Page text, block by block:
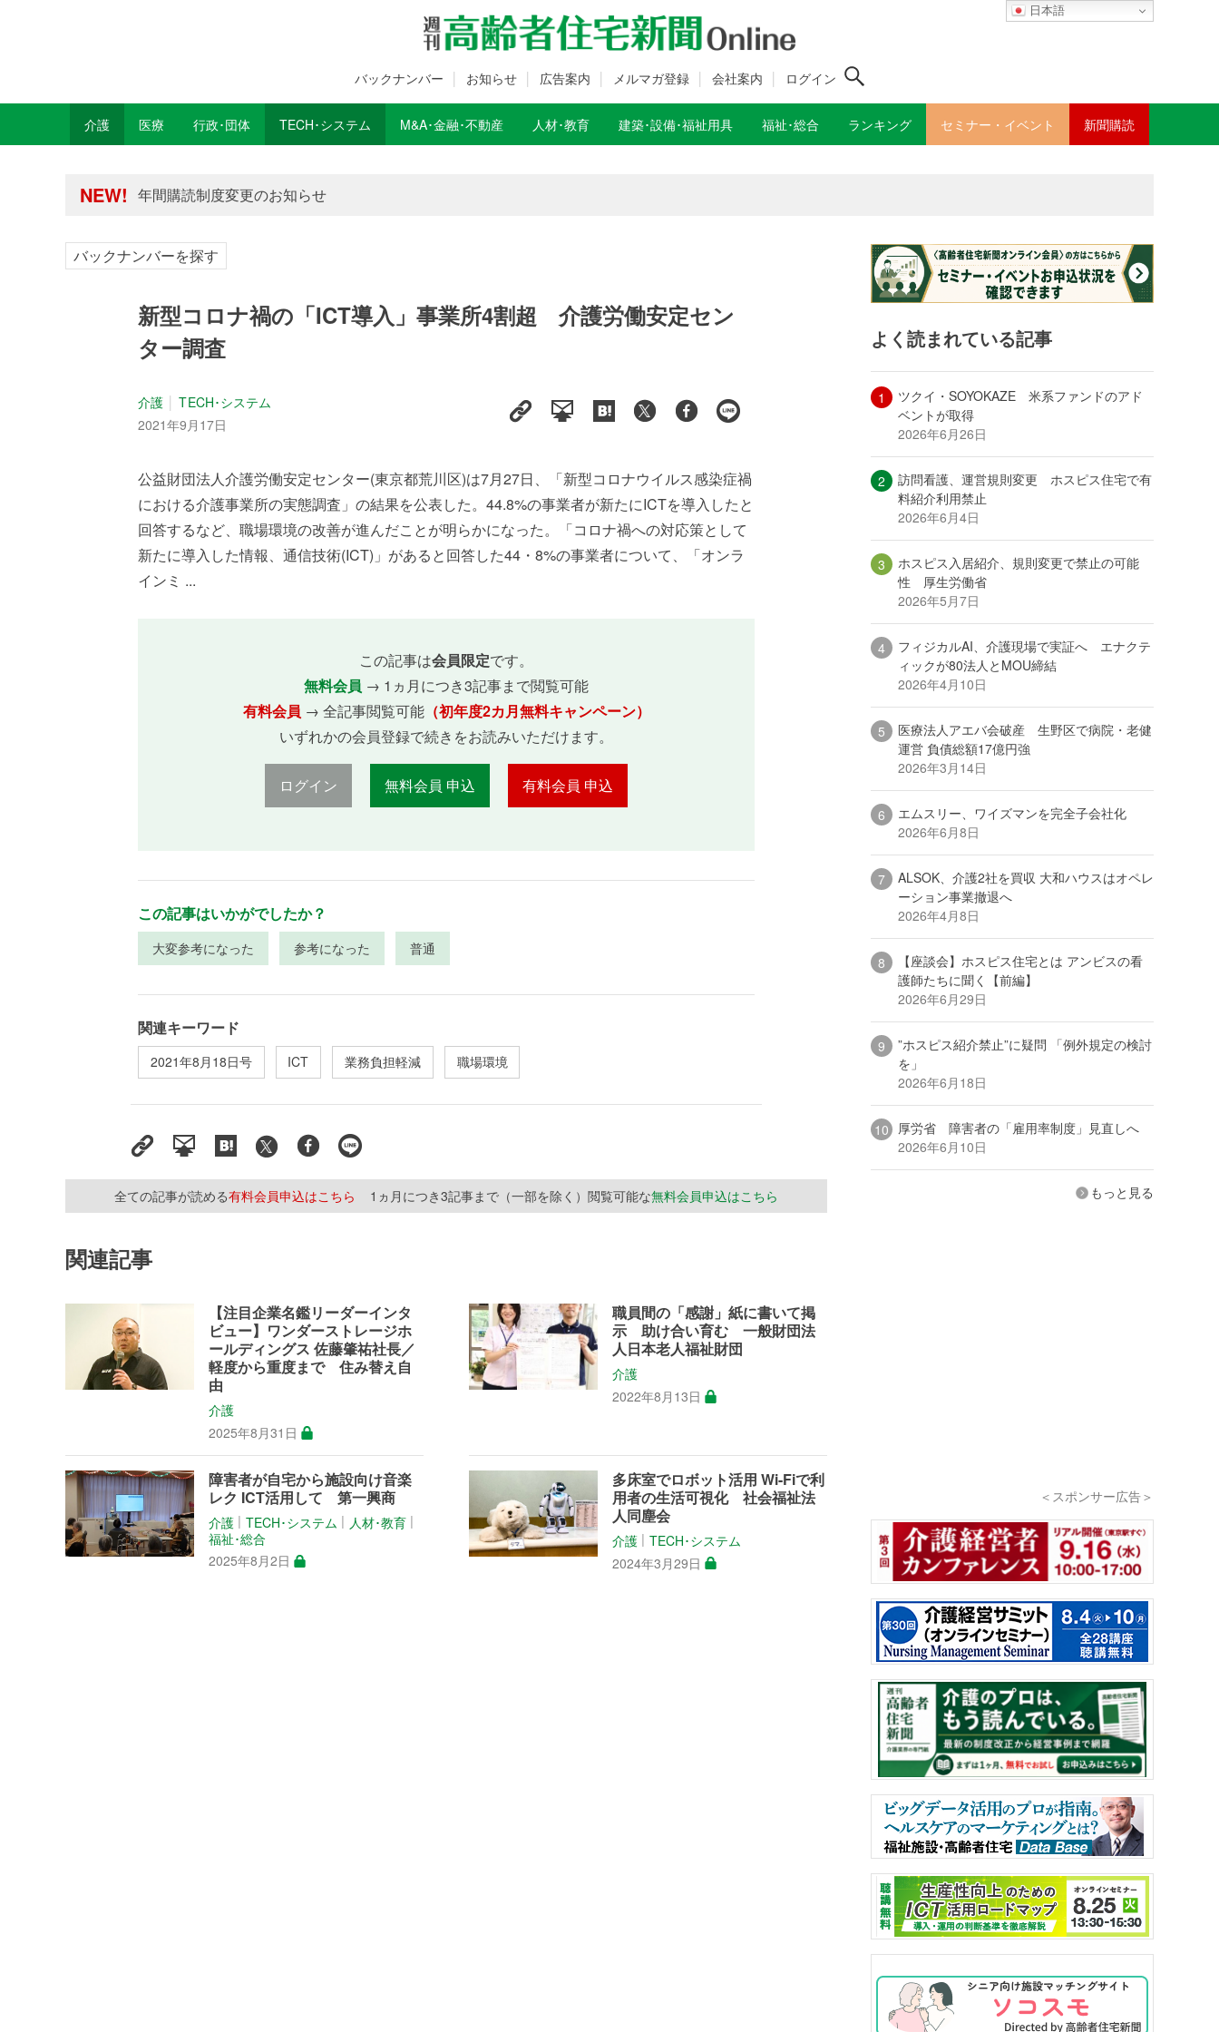
日本語
バックナンバー お知らせ 広告案内 メルマガ登録 会社案内 ログイン
介護 医療 行政･団体 TECH･システム M&A･金融･不動産 人材･教育 建築･設備･福祉用具 福祉･総合 ランキング セミナー・イベント 新聞購読
NEW!
年間購読制度変更のお知らせ
年間購読制度変更のお知らせ
バックナンバーを探す
新型コロナ禍の「ICT導入」事業所4割超 介護労働安定セン
ター調査
介護
TECH･システム
2021年9月17日
公益財団法人介護労働安定センター(東京都荒川区)は7月27日、「新型コロナウイルス感染症禍
における介護事業所の実態調査」の結果を公表した。44.8%の事業者が新たにICTを導入したと
回答するなど、職場環境の改善が進んだことが明らかになった。「コロナ禍への対応策として
新たに導入した情報、通信技術(ICT)」があると回答した44・8%の事業者について、「オンラ
インミ ...
この記事は会員限定です。
無料会員 → 1ヵ月につき3記事まで閲覧可能
有料会員 → 全記事閲覧可能（初年度2カ月無料キャンペーン）
いずれかの会員登録で続きをお読みいただけます。
ログイン 無料会員 申込 有料会員 申込
この記事はいかがでしたか？
大変参考になった 参考になった 普通
関連キーワード
2021年8月18日号 ICT 業務負担軽減 職場環境
全ての記事が読める有料会員申込はこちら 1ヵ月につき3記事まで（一部を除く）閲覧可能な無料会員申込はこちら
関連記事
【注目企業名鑑リーダーインタ
ビュー】ワンダーストレージホ
ールディングス 佐藤肇祐社長／
軽度から重度まで 住み替え自
由
介護
2025年8月31日
職員間の「感謝」紙に書いて掲
示 助け合い育む 一般財団法
人日本老人福祉財団
介護
2022年8月13日
障害者が自宅から施設向け音楽
レク ICT活用して 第一興商
介護 │TECH･システム │ 人材･教育 │
福祉･総合
2025年8月2日
多床室でロボット活用 Wi-Fiで利
用者の生活可視化 社会福祉法
人同塵会
介護 │TECH･システム
2024年3月29日
よく読まれている記事
ツクイ・SOYOKAZE 米系ファンドのアド
ベントが取得
2026年6月26日
訪問看護、運営規則変更 ホスピス住宅で有
料紹介利用禁止
2026年6月4日
ホスピス入居紹介、規則変更で禁止の可能
性 厚生労働省
2026年5月7日
フィジカルAI、介護現場で実証へ エナクテ
ィックが80法人とMOU締結
2026年4月10日
医療法人アエバ会破産 生野区で病院・老健
運営 負債総額17億円強
2026年3月14日
エムスリー、ワイズマンを完全子会社化
2026年6月8日
ALSOK、介護2社を買収 大和ハウスはオペレ
ーション事業撤退へ
2026年4月8日
【座談会】ホスピス住宅とは アンビスの看
護師たちに聞く【前編】
2026年6月29日
”ホスピス紹介禁止”に疑問 「例外規定の検討
を」
2026年6月18日
厚労省 障害者の「雇用率制度」見直しへ
2026年6月10日
もっと見る
＜スポンサー広告＞